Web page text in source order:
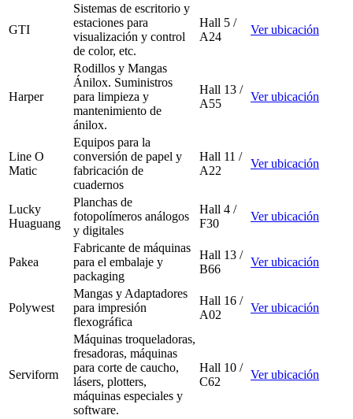
GTI
Sistemas de escritorio y
estaciones para
visualización y control
de color, etc.
Hall 5 /
A24
Ver ubicación
Harper
Rodillos y Mangas
Ánilox. Suministros
para limpieza y
mantenimiento de
ánilox.
Hall 13 /
A55
Ver ubicación
Line O
Matic
Equipos para la
conversión de papel y
fabricación de
cuadernos
Hall 11 /
A22
Ver ubicación
Lucky
Huaguang
Planchas de
fotopolímeros análogos
y digitales
Hall 4 /
F30
Ver ubicación
Pakea
Fabricante de máquinas
para el embalaje y
packaging
Hall 13 /
B66
Ver ubicación
Polywest
Mangas y Adaptadores
para impresión
flexográfica
Hall 16 /
A02
Ver ubicación
Serviform
Máquinas troqueladoras,
fresadoras, máquinas
para corte de caucho,
lásers, plotters,
máquinas especiales y
software.
Hall 10 /
C62
Ver ubicación